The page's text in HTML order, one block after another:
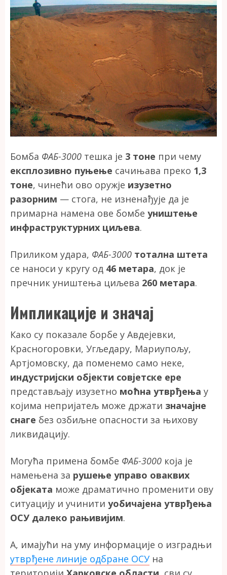
Бомба ФАБ-3000 тешка је 3 тоне при чему
експлозивно пуњење сачињава преко 1,3
тоне, чинећи ово оружје изузетно
разорним — стога, не изненађује да је
примарна намена ове бомбе уништење
инфраструктурних циљева.
Приликом удара, ФАБ-3000 тотална штета
се наноси у кругу од 46 метара, док је
пречник уништења циљева 260 метара.
Импликације и значај
Како су показале борбе у Авдејевки,
Красногоровки, Угљедару, Мариупољу,
Артјомовску, да поменемо само неке,
индустријски објекти совјетске ере
представљају изузетно моћна утврђења у
којима непријатељ може држати значајне
снаге без озбиљне опасности за њихову
ликвидацију.
Могућа примена бомбе ФАБ-3000 која је
намењена за рушење управо оваквих
објеката може драматично променити ову
ситуацију и учинити уобичајена утврђења
ОСУ далеко рањивијим.
А, имајући на уму информације о изградњи
утврђене линије одбране ОСУна